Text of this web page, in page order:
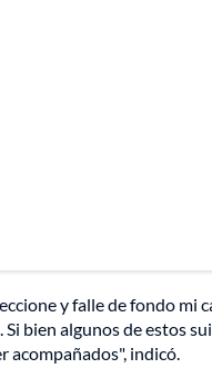
y falle de fondo mi
bien algunos de estos
acompañados", indicó.